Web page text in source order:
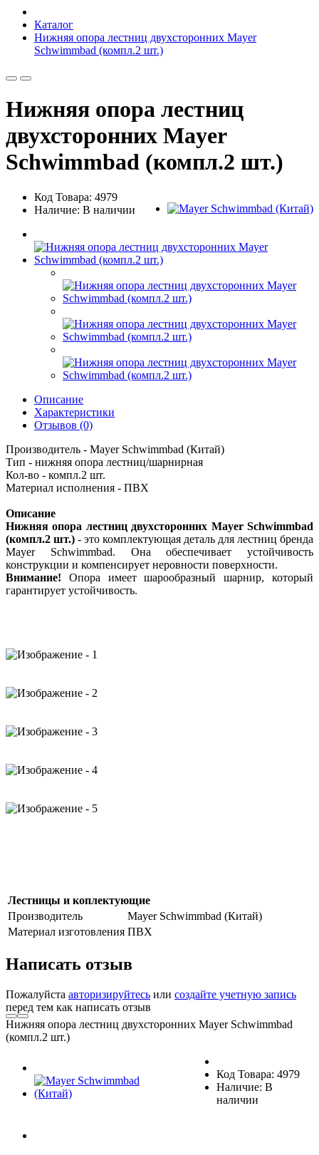
Каталог
Нижняя опора лестниц двухсторонних Mayer
Schwimmbad (компл.2 шт.)
Нижняя опора лестниц
двухсторонних Mayer
Schwimmbad (компл.2 шт.)
Код Товара: 4979
Наличие: В наличии
Описание
Характеристики
Отзывов (0)
Производитель - Mayer Schwimmbad (Китай)
Тип - нижняя опора лестниц/шарнирная
Кол-во - компл.2 шт.
Материал исполнения - ПВХ
Описание
Нижняя опора лестниц двухсторонних Mayer Schwimmbad
(компл.2 шт.) - это комплектующая деталь для лестниц бренда
Mayer Schwimmbad. Она обеспечивает устойчивость
конструкции и компенсирует неровности поверхности.
Внимание! Опора имеет шарообразный шарнир, который
гарантирует устойчивость.
Лестницы и коплектующие
Производитель
Mayer Schwimmbad (Китай)
Материал изготовления ПВХ
Написать отзыв
Пожалуйста авторизируйтесь или создайте учетную запись
перед тем как написать отзыв
Нижняя опора лестниц двухсторонних Mayer Schwimmbad
(компл.2 шт.)
Код Товара: 4979
Наличие: В
наличии